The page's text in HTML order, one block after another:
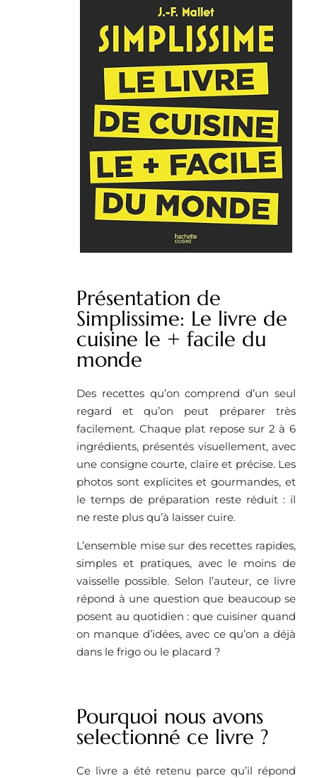
Présentation de
Simplissime: Le livre de
cuisine le + facile du
monde
Des recettes qu’on comprend d’un seul
regard et qu’on peut préparer très
facilement. Chaque plat repose sur 2 à 6
ingrédients, présentés visuellement, avec
une consigne courte, claire et précise. Les
photos sont explicites et gourmandes, et
le temps de préparation reste réduit : il
ne reste plus qu’à laisser cuire.
L’ensemble mise sur des recettes rapides,
simples et pratiques, avec le moins de
vaisselle possible. Selon l’auteur, ce livre
répond à une question que beaucoup se
posent au quotidien : que cuisiner quand
on manque d’idées, avec ce qu’on a déjà
dans le frigo ou le placard ?
Pourquoi nous avons
selectionné ce livre ?
Ce livre a été retenu parce qu’il répond